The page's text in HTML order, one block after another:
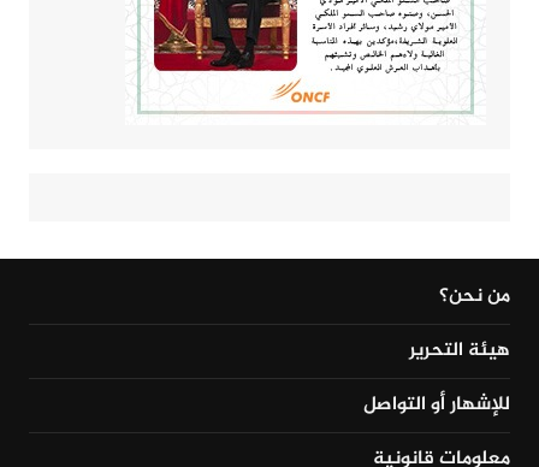
من نحن؟
هيئة التحرير
للإشهار أو التواصل
معلومات قانونية